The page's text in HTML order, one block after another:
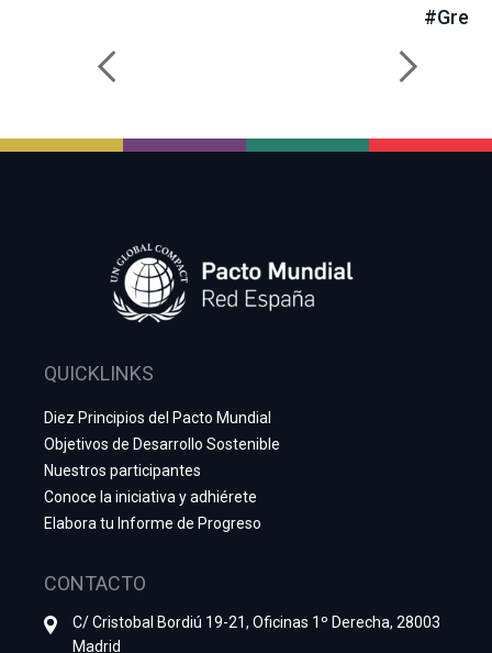
QUICKLINKS
Diez Principios del Pacto Mundial
Objetivos de Desarrollo Sostenible
Nuestros participantes
Conoce la iniciativa y adhiérete
Elabora tu Informe de Progreso
CONTACTO
C/ Cristobal Bordiú 19-21, Oficinas 1º Derecha, 28003
Madrid